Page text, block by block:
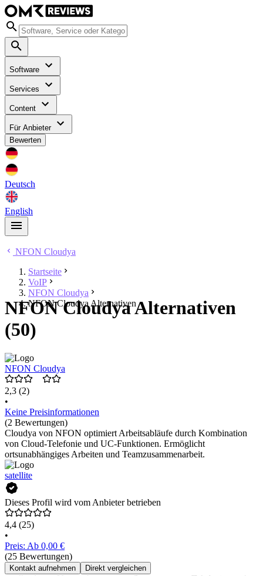
Software
Services
Content
Für Anbieter
Bewerten
Deutsch
English
NFON Cloudya
Startseite
VoIP
NFON Cloudya
NFON Cloudya Alternativen
NFON Cloudya Alternativen
(50)
NFON Cloudya
2,3 (2)
•
Keine Preisinformationen
(2 Bewertungen)
Cloudya von NFON optimiert Arbeitsabläufe durch Kombination
von Cloud-Telefonie und UC-Funktionen. Ermöglicht
ortsunabhängiges Arbeiten und Teamzusammenarbeit.
satellite
Dieses Profil wird vom Anbieter betrieben
4,4 (25)
•
Preis: Ab 0,00 €
(25 Bewertungen)
Kontakt aufnehmen Direkt vergleichen